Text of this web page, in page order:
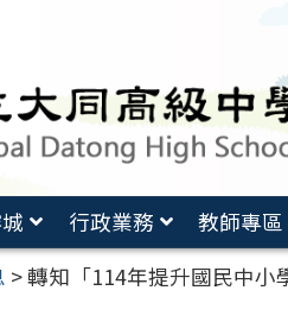
行政業務 教師專區
>轉知「114年提升國民中小